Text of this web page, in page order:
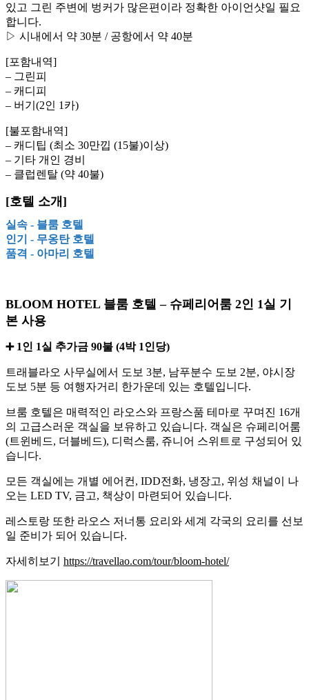
있고 그린 주변에 벙커가 많은편이라 정확한 아이언샷일 필요
합니다.
▷ 시내에서 약 30분 / 공항에서 약 40분
[포함내역]
– 그린피
– 캐디피
– 버기(2인 1카)
[불포함내역]
– 캐디팁 (최소 30만낍 (15불)이상)
– 기타 개인 경비
– 클럽렌탈 (약 40불)
[호텔 소개]
실속 - 블룸 호텔
인기 - 무옹탄 호텔
품격 - 아마리 호텔
BLOOM HOTEL 블룸 호텔 – 슈페리어룸 2인 1실 기
본 사용
➕ 1인 1실 추가금 90불 (4박 1인당)
트래블라오 사무실에서 도보 3분, 남푸분수 도보 2분, 야시장
도보 5분 등 여행자거리 한가운데 있는 호텔입니다.
브룸 호텔은 매력적인 라오스와 프랑스품 테마로 꾸며진 16개
의 고급스러운 객실을 보유하고 있습니다. 객실은 슈페리어룸
(트윈베드, 더블베드), 디럭스룸, 쥬니어 스위트로 구성되어 있
습니다.
모든 객실에는 개별 에어컨, IDD전화, 냉장고, 위성 채널이 나
오는 LED TV, 금고, 책상이 마련되어 있습니다.
레스토랑 또한 라오스 저너통 요리와 세계 각국의 요리를 선보
일 준비가 되어 있습니다.
자세히보기 https://travellao.com/tour/bloom-hotel/